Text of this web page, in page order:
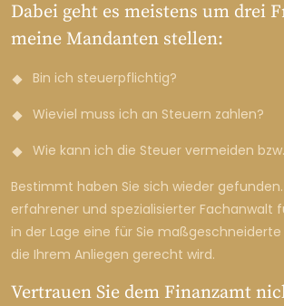
Dabei geht es meistens um drei
meine Mandanten stellen:
Bin ich steuerpflichtig?
Wieviel muss ich an Steuern zahlen?
Wie kann ich die Steuer vermeiden
Bestimmt haben Sie sich wieder gefunden.
erfahrener und spezialisierter Fachanwalt
in der Lage eine für Sie maßgeschneiderte
die Ihrem Anliegen gerecht wird.
Vertrauen Sie dem Finanzamt